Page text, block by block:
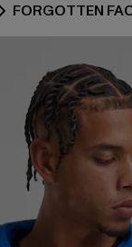
FORGOTTEN